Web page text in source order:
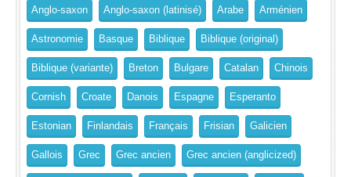
Anglo-saxon Anglo-saxon (latinisé) Arabe Arménien
Astronomie Basque Biblique Biblique (original)
Biblique (variante) Breton Bulgare Catalan Chinois
Cornish Croate Danois Espagne Esperanto
Estonian Finlandais Français Frisian Galicien
Gallois Grec Grec ancien Grec ancien (anglicized)